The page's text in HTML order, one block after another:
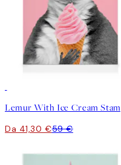
Da 41,30 €59 €